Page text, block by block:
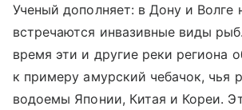
Ученый дополняет: в Дону и Волге
встречаются инвазивные виды
время эти и другие реки региона
к примеру амурский чебачок, чья
водоемы Японии, Китая и Кореи.